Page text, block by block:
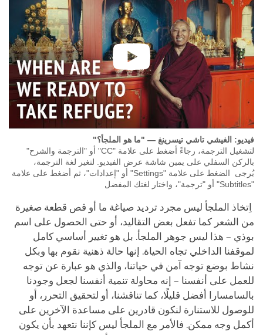
فيديو: الغيشي تاشي تيسرينغ — "ما هو الملجأ؟"
لتشغيل الترجمة، رجاءً أضغط على علامة "CC" أو "الترجمة والشرح"
بالركن السفلي على يمين شاشة عرض الفيديو. لتغير لغة الترجمة،
يُرجى الضغط على علامة "Settings" أو "إعدادات"، ثم أضغط على علامة
"Subtitles" أو "ترجمة"، واختار لغتك المفضل
اِتخاذ الملجأ ليس مجرد ترديد صياغة ما أو قص قطعة صغيرة
من الشعر كما تفعل بعض التقاليد، أو حتى الحصول على اسم
بوذي – هذا ليس جوهر الملجأ. بل هو تغيير أساسي كامل
لموقفنا الداخلي تجاه الحياة. إنها حالة ذهنية نقوم بها وبكل
نشاط بوضع توجه آمن في حياتنا، والذي هو عبارة عن توجه
للعمل على أنفسنا – إنه محاولة تنمية أنفسنا لجعل وجودنا
بالسامسارا أفضل قليلًا، كما تناقشنا، أو لتحقيق التحرر، أو
للوصول للاستنارة لنكون قادرين على مساعدة الآخرين على
أكمل وجه ممكن. فالأمر مع الملجأ ليس كإننا نتعهد بأن يكون